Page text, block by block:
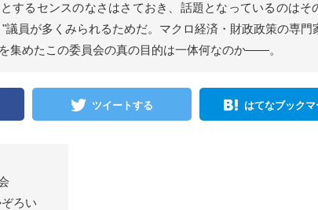
とするセンスのなさはさておき、話題となっているのはそ
議員が多くみられるためだ。マクロ経済・財政政策の専門
集めたこの委員会の真の目的は一体何なのか――。
ツイートする はてなブックマ
ろい